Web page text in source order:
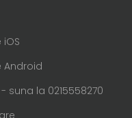
Android
suna la 0215558270